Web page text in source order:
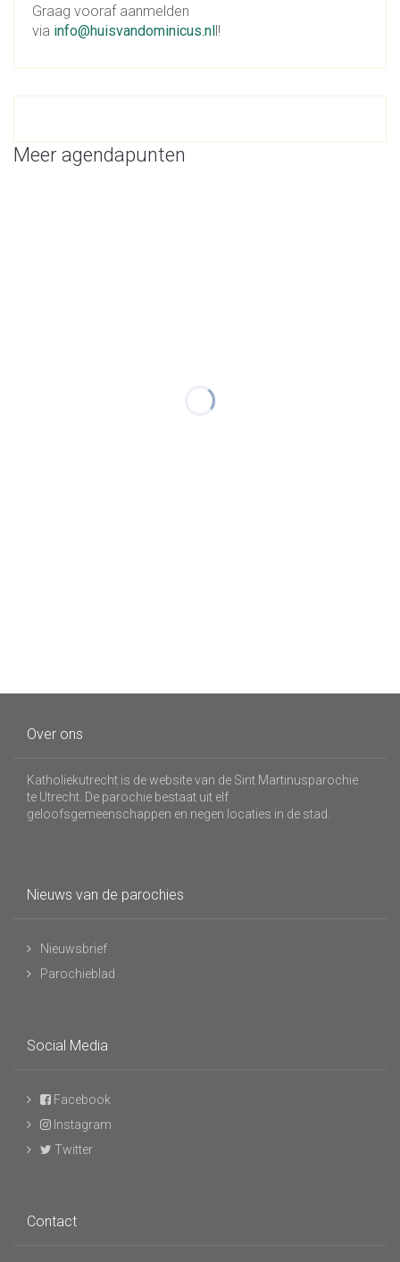
Graag vooraf aanmelden
via info@huisvandominicus.nll!
Meer agendapunten
Over ons
Katholiekutrecht is de website van de Sint Martinusparochie
te Utrecht. De parochie bestaat uit elf
geloofsgemeenschappen en negen locaties in de stad.
Nieuws van de parochies
Nieuwsbrief
Parochieblad
Social Media
Facebook
Instagram
Twitter
Contact